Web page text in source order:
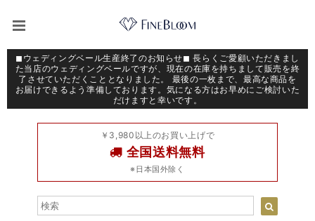
◼︎ウェディングベール生産終了のお知らせ◼︎ 長らくご愛顧いただきまし
た当店のウェディングベールですが、現在の在庫を持ちまして販売を終
了させていただくこととなりました。 最後の一枚まで、最高な商品を
お届けできるよう準備しております。気になる方はお早めにご検討いた
だけますと幸いです。
￥3,980以上のお買い上げで
全国送料無料
※日本国外除く